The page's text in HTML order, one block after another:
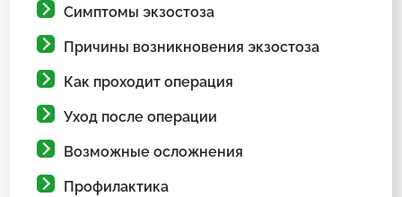
Симптомы экзостоза
Причины возникновения экзостоза
Как проходит операция
Уход после операции
Возможные осложнения
Профилактика